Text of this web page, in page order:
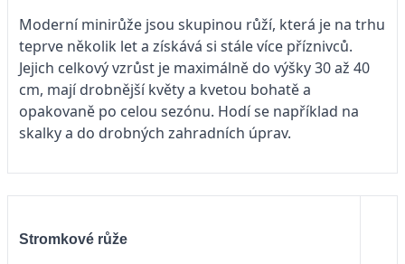
Moderní minirůže jsou skupinou růží, která je na trhu
teprve několik let a získává si stále více příznivců.
Jejich celkový vzrůst je maximálně do výšky 30 až 40
cm, mají drobnější květy a kvetou bohatě a
opakovaně po celou sezónu. Hodí se například na
skalky a do drobných zahradních úprav.
Stromkové růže